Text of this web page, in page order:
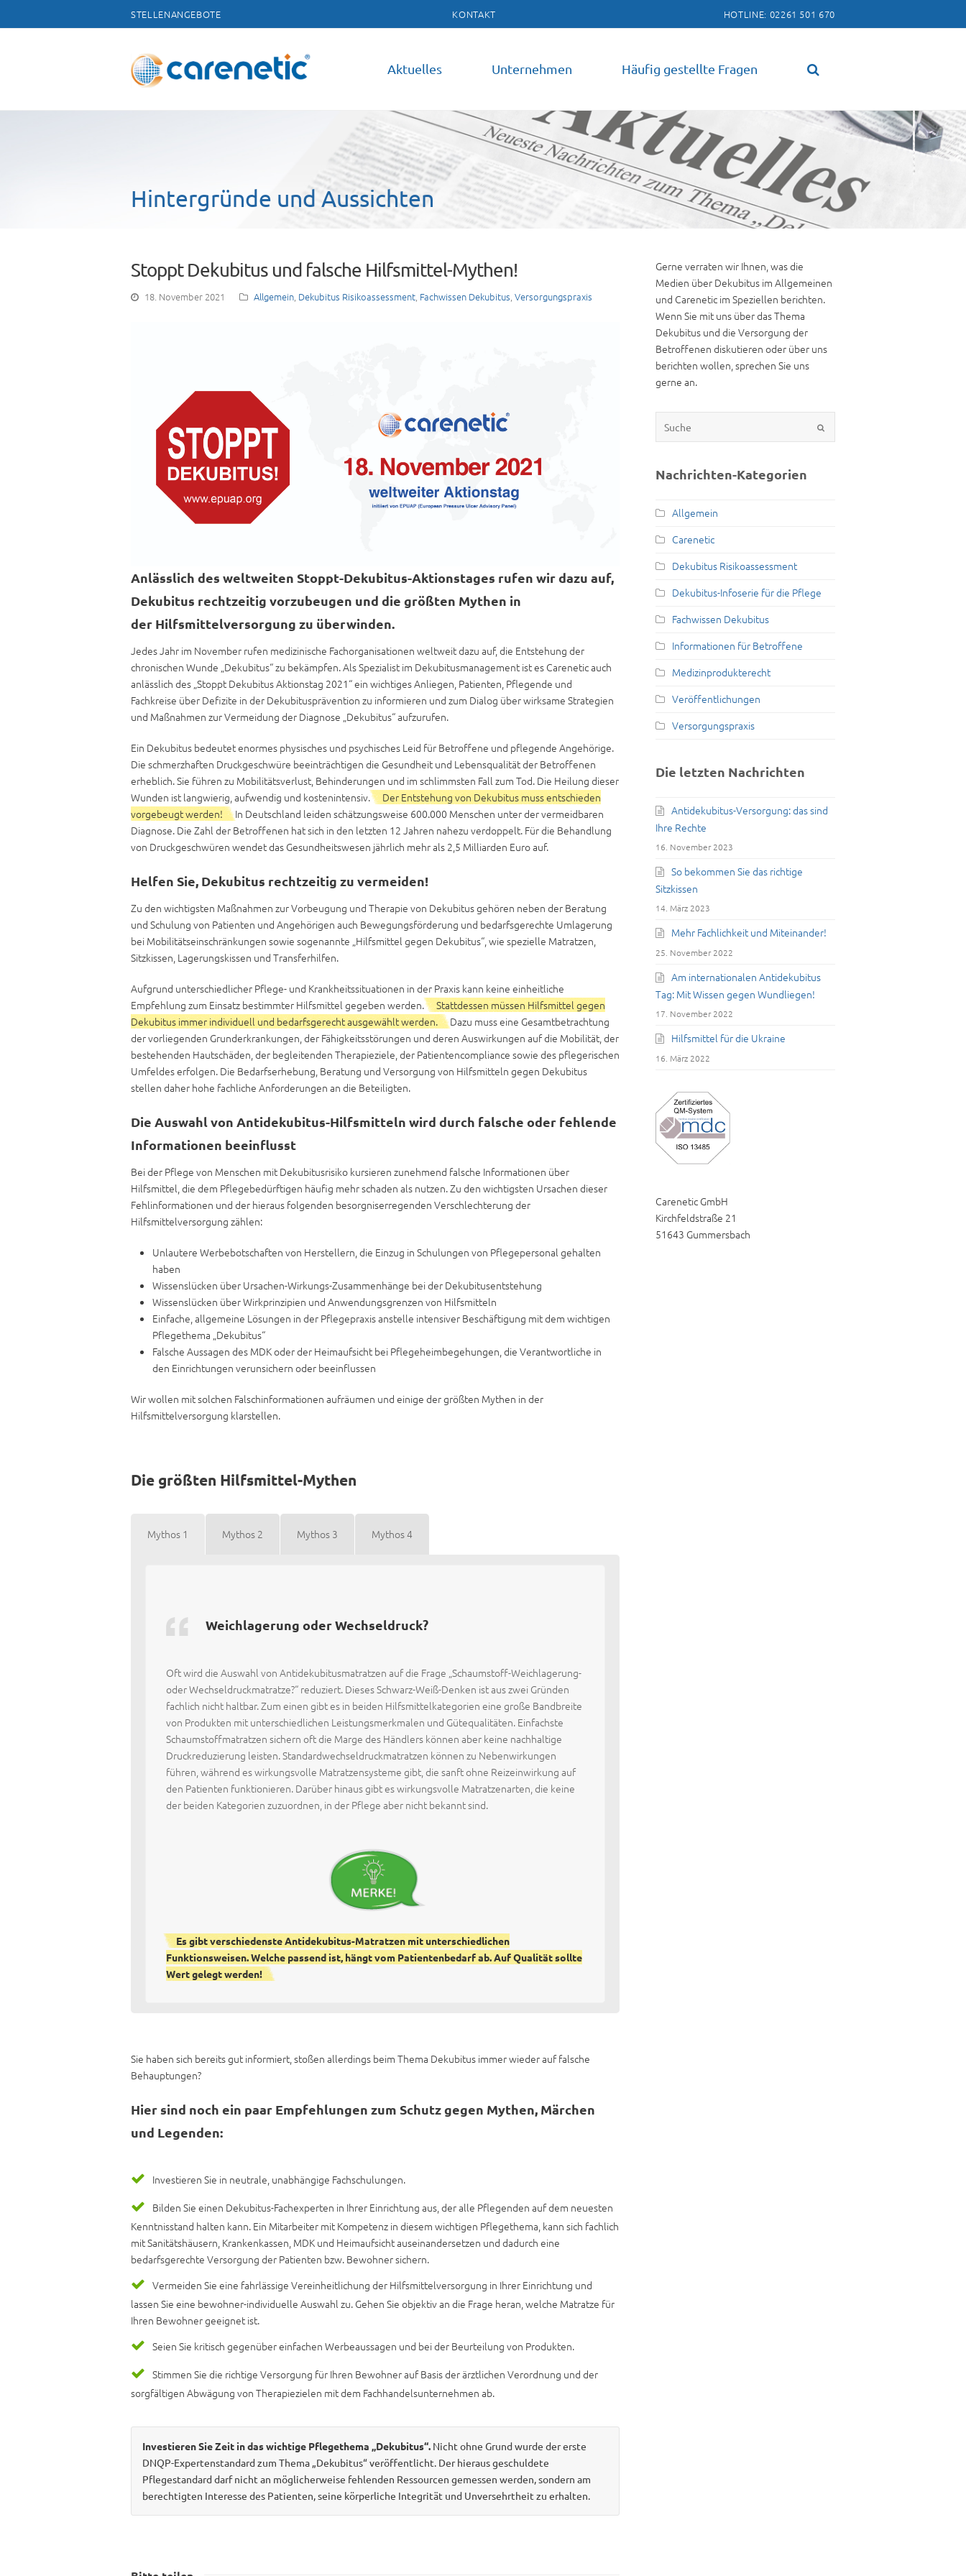
STELLENANGEBOTE KONTAKT HOTLINE: 02261 501 670
Aktuelles Unternehmen Häufig gestellte Fragen
Hintergründe und Aussichten
Stoppt Dekubitus und falsche Hilfsmittel-Mythen!
18. November 2021 Allgemein, Dekubitus Risikoassessment, Fachwissen Dekubitus, Versorgungspraxis
Anlässlich des weltweiten Stoppt-Dekubitus-Aktionstages rufen wir dazu auf,
Dekubitus rechtzeitig vorzubeugen und die größten Mythen in
der Hilfsmittelversorgung zu überwinden.
Jedes Jahr im November rufen medizinische Fachorganisationen weltweit dazu auf, die Entstehung der
chronischen Wunde „Dekubitus“ zu bekämpfen. Als Spezialist im Dekubitusmanagement ist es Carenetic auch
anlässlich des „Stoppt Dekubitus Aktionstag 2021“ ein wichtiges Anliegen, Patienten, Pflegende und
Fachkreise über Defizite in der Dekubitusprävention zu informieren und zum Dialog über wirksame Strategien
und Maßnahmen zur Vermeidung der Diagnose „Dekubitus“ aufzurufen.
Ein Dekubitus bedeutet enormes physisches und psychisches Leid für Betroffene und pflegende Angehörige.
Die schmerzhaften Druckgeschwüre beeinträchtigen die Gesundheit und Lebensqualität der Betroffenen
erheblich. Sie führen zu Mobilitätsverlust, Behinderungen und im schlimmsten Fall zum Tod. Die Heilung dieser
Wunden ist langwierig, aufwendig und kostenintensiv.
Der Entstehung von Dekubitus muss entschieden
vorgebeugt werden!
In Deutschland leiden schätzungsweise 600.000 Menschen unter der vermeidbaren
Diagnose. Die Zahl der Betroffenen hat sich in den letzten 12 Jahren nahezu verdoppelt. Für die Behandlung
von Druckgeschwüren wendet das Gesundheitswesen jährlich mehr als 2,5 Milliarden Euro auf.
Helfen Sie, Dekubitus rechtzeitig zu vermeiden!
Zu den wichtigsten Maßnahmen zur Vorbeugung und Therapie von Dekubitus gehören neben der Beratung
und Schulung von Patienten und Angehörigen auch Bewegungsförderung und bedarfsgerechte Umlagerung
bei Mobilitätseinschränkungen sowie sogenannte „Hilfsmittel gegen Dekubitus“, wie spezielle Matratzen,
Sitzkissen, Lagerungskissen und Transferhilfen.
Aufgrund unterschiedlicher Pflege- und Krankheitssituationen in der Praxis kann keine einheitliche
Empfehlung zum Einsatz bestimmter Hilfsmittel gegeben werden.
Stattdessen müssen Hilfsmittel gegen
Dekubitus immer individuell und bedarfsgerecht ausgewählt werden.
Dazu muss eine Gesamtbetrachtung
der vorliegenden Grunderkrankungen, der Fähigkeitsstörungen und deren Auswirkungen auf die Mobilität, der
bestehenden Hautschäden, der begleitenden Therapieziele, der Patientencompliance sowie des pflegerischen
Umfeldes erfolgen. Die Bedarfserhebung, Beratung und Versorgung von Hilfsmitteln gegen Dekubitus
stellen daher hohe fachliche Anforderungen an die Beteiligten.
Die Auswahl von Antidekubitus-Hilfsmitteln wird durch falsche oder fehlende
Informationen beeinflusst
Bei der Pflege von Menschen mit Dekubitusrisiko kursieren zunehmend falsche Informationen über
Hilfsmittel, die dem Pflegebedürftigen häufig mehr schaden als nutzen. Zu den wichtigsten Ursachen dieser
Fehlinformationen und der hieraus folgenden besorgniserregenden Verschlechterung der
Hilfsmittelversorgung zählen:
Unlautere Werbebotschaften von Herstellern, die Einzug in Schulungen von Pflegepersonal gehalten
haben
Wissenslücken über Ursachen-Wirkungs-Zusammenhänge bei der Dekubitusentstehung
Wissenslücken über Wirkprinzipien und Anwendungsgrenzen von Hilfsmitteln
Einfache, allgemeine Lösungen in der Pflegepraxis anstelle intensiver Beschäftigung mit dem wichtigen
Pflegethema „Dekubitus“
Falsche Aussagen des MDK oder der Heimaufsicht bei Pflegeheimbegehungen, die Verantwortliche in
den Einrichtungen verunsichern oder beeinflussen
Wir wollen mit solchen Falschinformationen aufräumen und einige der größten Mythen in der
Hilfsmittelversorgung klarstellen.
Die größten Hilfsmittel-Mythen
Mythos 1 Mythos 2 Mythos 3 Mythos 4
Weichlagerung oder Wechseldruck?
Oft wird die Auswahl von Antidekubitusmatratzen auf die Frage „Schaumstoff-Weichlagerung-
oder Wechseldruckmatratze?“ reduziert. Dieses Schwarz-Weiß-Denken ist aus zwei Gründen
fachlich nicht haltbar. Zum einen gibt es in beiden Hilfsmittelkategorien eine große Bandbreite
von Produkten mit unterschiedlichen Leistungsmerkmalen und Gütequalitäten. Einfachste
Schaumstoffmatratzen sichern oft die Marge des Händlers können aber keine nachhaltige
Druckreduzierung leisten. Standardwechseldruckmatratzen können zu Nebenwirkungen
führen, während es wirkungsvolle Matratzensysteme gibt, die sanft ohne Reizeinwirkung auf
den Patienten funktionieren. Darüber hinaus gibt es wirkungsvolle Matratzenarten, die keine
der beiden Kategorien zuzuordnen, in der Pflege aber nicht bekannt sind.
Es gibt verschiedenste Antidekubitus-Matratzen mit unterschiedlichen
Funktionsweisen. Welche passend ist, hängt vom Patientenbedarf ab. Auf Qualität sollte
Wert gelegt werden!
Sie haben sich bereits gut informiert, stoßen allerdings beim Thema Dekubitus immer wieder auf falsche
Behauptungen?
Hier sind noch ein paar Empfehlungen zum Schutz gegen Mythen, Märchen
und Legenden:
Investieren Sie in neutrale, unabhängige Fachschulungen.
Bilden Sie einen Dekubitus-Fachexperten in Ihrer Einrichtung aus, der alle Pflegenden auf dem neuesten
Kenntnisstand halten kann. Ein Mitarbeiter mit Kompetenz in diesem wichtigen Pflegethema, kann sich fachlich
mit Sanitätshäusern, Krankenkassen, MDK und Heimaufsicht auseinandersetzen und dadurch eine
bedarfsgerechte Versorgung der Patienten bzw. Bewohner sichern.
Vermeiden Sie eine fahrlässige Vereinheitlichung der Hilfsmittelversorgung in Ihrer Einrichtung und
lassen Sie eine bewohner-individuelle Auswahl zu. Gehen Sie objektiv an die Frage heran, welche Matratze für
Ihren Bewohner geeignet ist.
Seien Sie kritisch gegenüber einfachen Werbeaussagen und bei der Beurteilung von Produkten.
Stimmen Sie die richtige Versorgung für Ihren Bewohner auf Basis der ärztlichen Verordnung und der
sorgfältigen Abwägung von Therapiezielen mit dem Fachhandelsunternehmen ab.
Investieren Sie Zeit in das wichtige Pflegethema „Dekubitus“. Nicht ohne Grund wurde der erste
DNQP-Expertenstandard zum Thema „Dekubitus“ veröffentlicht. Der hieraus geschuldete
Pflegestandard darf nicht an möglicherweise fehlenden Ressourcen gemessen werden, sondern am
berechtigten Interesse des Patienten, seine körperliche Integrität und Unversehrtheit zu erhalten.
Gerne verraten wir Ihnen, was die
Medien über Dekubitus im Allgemeinen
und Carenetic im Speziellen berichten.
Wenn Sie mit uns über das Thema
Dekubitus und die Versorgung der
Betroffenen diskutieren oder über uns
berichten wollen, sprechen Sie uns
gerne an.
Nachrichten-Kategorien
Allgemein
Carenetic
Dekubitus Risikoassessment
Dekubitus-Infoserie für die Pflege
Fachwissen Dekubitus
Informationen für Betroffene
Medizinprodukterecht
Veröffentlichungen
Versorgungspraxis
Die letzten Nachrichten
Antidekubitus-Versorgung: das sind
Ihre Rechte
16. November 2023
So bekommen Sie das richtige
Sitzkissen
14. März 2023
Mehr Fachlichkeit und Miteinander!
25. November 2022
Am internationalen Antidekubitus
Tag: Mit Wissen gegen Wundliegen!
17. November 2022
Hilfsmittel für die Ukraine
16. März 2022
Carenetic GmbH
Kirchfeldstraße 21
51643 Gummersbach